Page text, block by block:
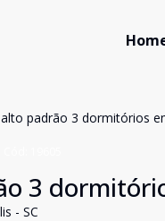
alto padrão 3 dormitórios
3
- SC